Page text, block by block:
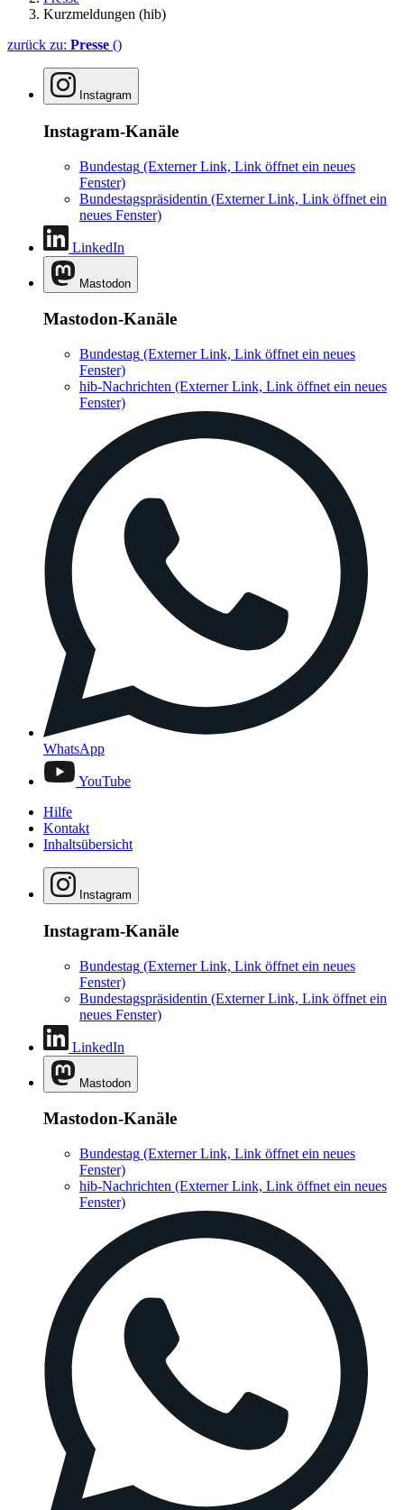
Kurzmeldungen (hib)
zurück zu: Presse ()
Instagram
Instagram-Kanäle
Bundestag (Externer Link, Link öffnet ein neues
Fenster)
Bundestagspräsidentin (Externer Link, Link öffnet ein
neues Fenster)
LinkedIn
Mastodon
Mastodon-Kanäle
Bundestag (Externer Link, Link öffnet ein neues
Fenster)
hib-Nachrichten (Externer Link, Link öffnet ein neues
Fenster)
WhatsApp
YouTube
Hilfe
Kontakt
Inhaltsübersicht
Instagram
Instagram-Kanäle
Bundestag (Externer Link, Link öffnet ein neues
Fenster)
Bundestagspräsidentin (Externer Link, Link öffnet ein
neues Fenster)
LinkedIn
Mastodon
Mastodon-Kanäle
Bundestag (Externer Link, Link öffnet ein neues
Fenster)
hib-Nachrichten (Externer Link, Link öffnet ein neues
Fenster)